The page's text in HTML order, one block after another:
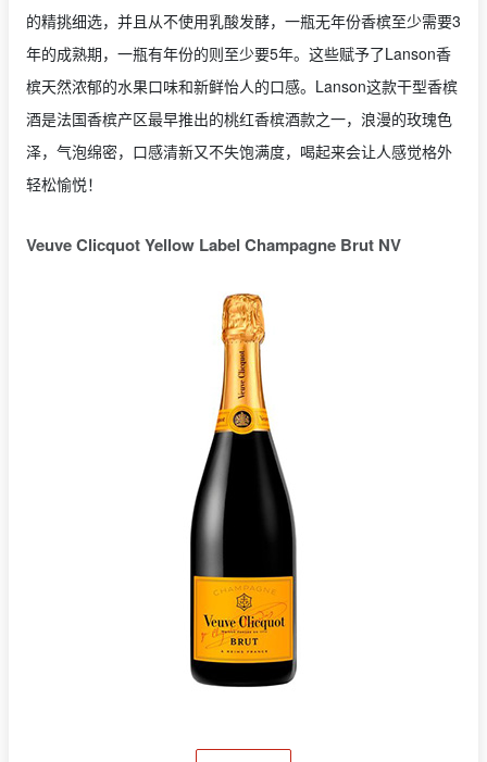
的精挑细选，并且从不使用乳酸发酵，一瓶无年份香槟至少需要3
年的成熟期，一瓶有年份的则至少要5年。这些赋予了Lanson香
槟天然浓郁的水果口味和新鲜怡人的口感。Lanson这款干型香槟
酒是法国香槟产区最早推出的桃红香槟酒款之一，浪漫的玫瑰色
泽，气泡绵密，口感清新又不失饱满度，喝起来会让人感觉格外
轻松愉悦！
Veuve Clicquot Yellow Label Champagne Brut NV